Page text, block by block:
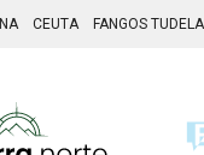
CEUTA FANGOS TUDELA